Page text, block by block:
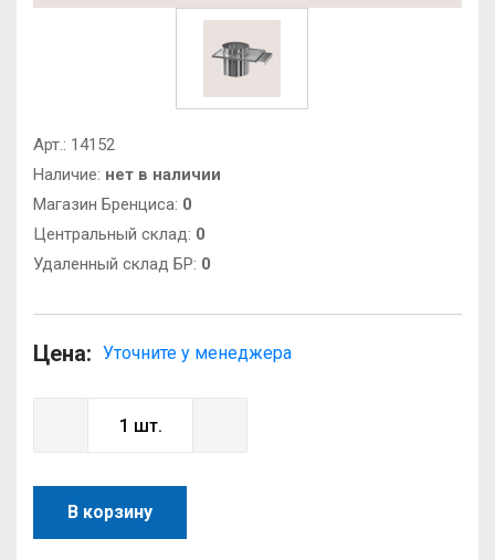
Арт.: 14152
Наличие: нет в наличии
Магазин Бренциса: 0
Центральный склад: 0
Удаленный склад БР: 0
Цена: Уточните у менеджера
В корзину